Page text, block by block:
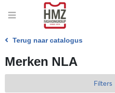
Terug naar catalogus
Merken NLA
Filters